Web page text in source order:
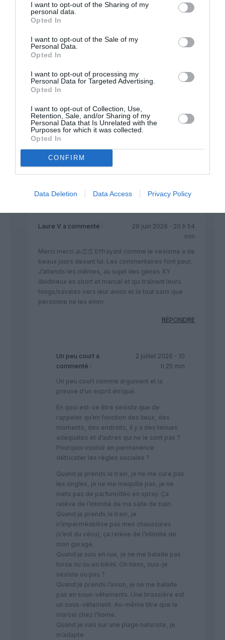
I want to opt-out of the Sharing of my
personal data.
Opted In
I want to opt-out of the Sale of my
Personal Data.
Opted In
I want to opt-out of processing my
Personal Data for Targeted Advertising.
Opted In
I want to opt-out of Collection, Use,
Retention, Sale, and/or Sharing of my
Personal Data that Is Unrelated with the
Purposes for which it was collected.
Opted In
CONFIRM
Data Deletion Data Access Privacy Policy
J’adore cette engeance, toujours dans
l’inversion accusatoire.
Mamadou Diallo, qui a grandi dans un pays
misogyne du monde et sait de quoi il parle,
sexiste, et voici notre petit flic de la bien-
pensance islamo-trotskiste occidentale
qui vient pleurer: « ouin ouin ouin, tu veux
librement au port du voile ».
Plus débile qu’un islamo-gauchiste
occidental, tu meurs.
Comme le dit fort justement Mamadou, le
droitardé et l’hypocrite c’est toi, petit réac
qui ne s’assume pas.
Laure V a commenté :
29 juin 2026 - 20 h 54
min
Merci merci 🙏👏👏 Effrayant comme le sexisme a de
beaux jours devant lui. Les commentaires font peur.
J’attends les mêmes, au sujet des gènes XY
libidineux en short et marcel et qui traînent leurs
tongs/savates vers leur avion et le tout sans que
personne ne les emm.
RÉPONDRE
Un peu court a
commenté :
2 juillet 2026 - 10
h 25 min
Un peu court comme argument et la
preuve d’un esprit étriqué.
En quoi est-ce être sexiste que de
rappeler qu’en fonction des lieux, des
moments, des endroits, il y a des tenues
adéquates et d’autres qui ne le sont pas ?
Pourquoi vouloir en permanence
détricoter les règles sociales ?
Quand je prends le train, je ne me cure pas
les ongles, je ne me maquille pas, je ne
mets pas de parfum/déo en spray. Ça
relève de l’intimité de ma salle de bain.
Quand je prends le train, je
n’imperméabilise pas mes chaussures
(c’est du vécu), ça relève de l’intimité de
mon garage.
Quand je suis en rue, je ne me balade pas
torse nu ou en bikini. Oh tiens, suis-je
sexiste ou pas ?
Quand je prends l’avion, je ne me balade
pas en sous-vêtements. Une brassière est
un sous-vêtement. Au-même titre que le
marcel chez l’home.
Quand je vais sur une plage naturiste, je
m’adapte.